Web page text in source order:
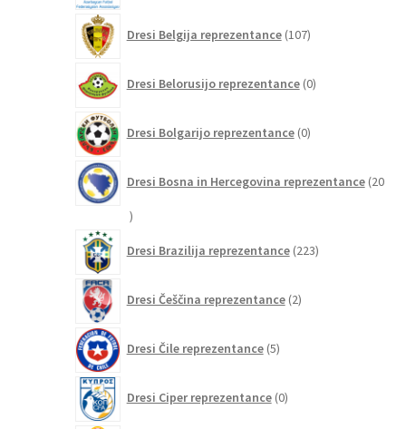
Dresi Belgija reprezentance 107izdelkov
Dresi Belorusijo reprezentance 0izdelkov
Dresi Bolgarijo reprezentance 0izdelkov
Dresi Bosna in Hercegovina reprezentance 20
20
Dresi Brazilija reprezentance 223izdelkov
Dresi Češčina reprezentance 2izdelka
Dresi Čile reprezentance 5izdelkov
Dresi Ciper reprezentance 0izdelkov